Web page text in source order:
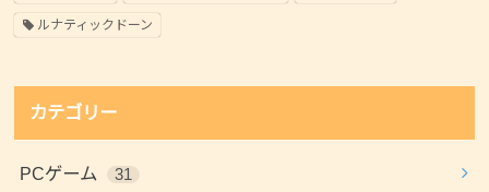
ルナティックドーン
カテゴリー
PCゲーム 31